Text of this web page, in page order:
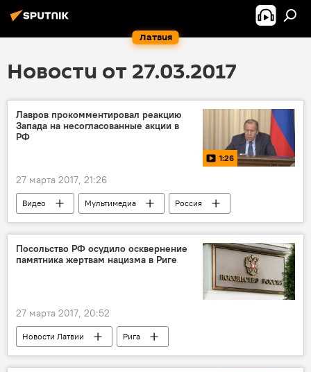
Латвия
Новости от 27.03.2017
Лавров прокомментировал реакцию
Запада на несогласованные акции в
РФ
1:26
27 марта 2017, 21:26
Видео Мультимедиа
Россия
Европа
США Сергей Лавров
Посольство РФ осудило осквернение
памятника жертвам нацизма в Риге
27 марта 2017, 20:52
Новости Латвии
Рига
посольство РФ в Латвии